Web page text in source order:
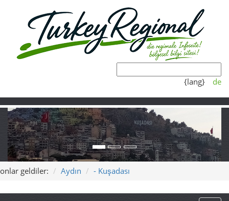
{lang} de
onlar geldiler: Aydın - Kuşadası